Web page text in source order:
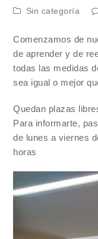
Sin categoría
Comenzamos de
de aprender y de
todas las medidas
sea igual o mejor
Quedan plazas
Para informarte,
de lunes a viernes
horas